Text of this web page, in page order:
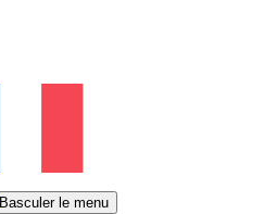
Basculer le menu